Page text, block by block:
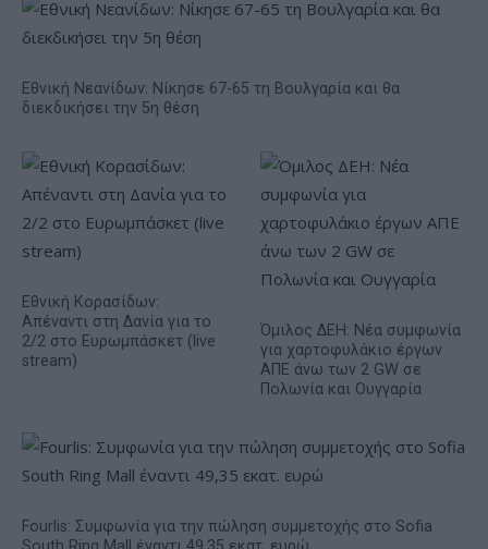
Εθνική Νεανίδων: Νίκησε 67-65 τη Βουλγαρία και θα
διεκδικήσει την 5η θέση
Εθνική Κορασίδων:
Απέναντι στη Δανία για το
2/2 στο Ευρωμπάσκετ (live
stream)
Όμιλος ΔΕΗ: Νέα συμφωνία
για χαρτοφυλάκιο έργων
ΑΠΕ άνω των 2 GW σε
Πολωνία και Ουγγαρία
Fourlis: Συμφωνία για την πώληση συμμετοχής στο Sofia